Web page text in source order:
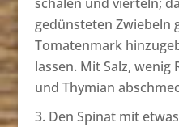
gedünsteten Zwiebeln
Tomatenmark
lassen. Mit Salz, wenig
und Thymian
Den Spinat mit